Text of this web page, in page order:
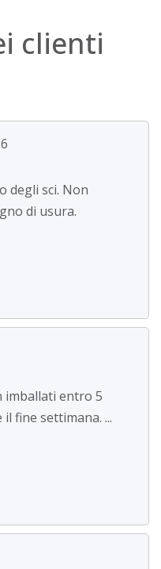
clienti
degli sci. Non
di usura.
imballati entro 5
fine settimana. ...